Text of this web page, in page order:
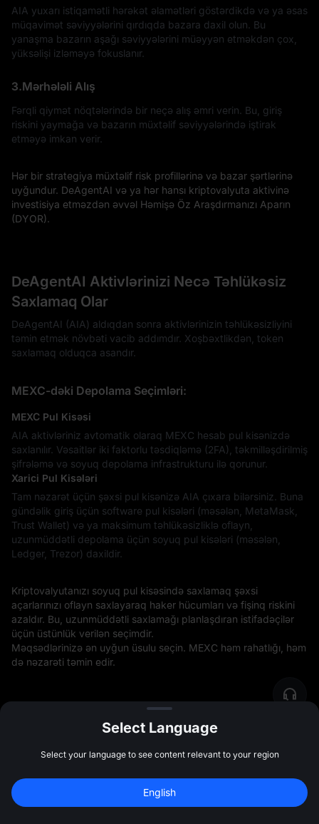
AIA yuxarı istiqamətli hərəkət əlamətləri göstərdikdə və ya əsas
müqavimət səviyyələrini qırdıqda bazara daxil olun. Bu
yanaşma bazarın aşağı səviyyələrini müəyyən etməkdən çox,
yüksəlişi izləməyə fokuslanır.
3.Mərhələli Alış
Fərqli qiymət nöqtələrində bir neçə alış əmri verin. Bu, giriş
riskini yaymağa və bazarın müxtəlif səviyyələrində iştirak
etməyə imkan verir.
Hər bir strategiya müxtəlif risk profillərinə və bazar şərtlərinə
uyğundur. DeAgentAI və ya hər hansı kriptovalyuta aktivinə
investisiya etməzdən əvvəl Həmişə Öz Araşdırmanızı Aparın
(DYOR).
DeAgentAI Aktivlərinizi Necə Təhlükəsiz
Saxlamaq Olar
DeAgentAI (AIA) aldıqdan sonra aktivlərinizin təhlükəsizliyini
təmin etmək növbəti vacib addımdır. Xoşbəxtlikdən, token
saxlamaq olduqca asandır.
MEXC-dəki Depolama Seçimləri:
MEXC Pul Kisəsi
AIA aktivləriniz avtomatik olaraq MEXC hesab pul kisənizdə
saxlanılır. Vəsaitlər iki faktorlu təsdiqləmə (2FA), təkmilləşdirilmiş
şifrələmə və soyuq depolama infrastrukturu ilə qorunur.
Xarici Pul Kisələri
Tam nəzarət üçün şəxsi pul kisənizə AIA çıxara bilərsiniz. Buna
gündəlik giriş üçün software pul kisələri (məsələn, MetaMask,
Trust Wallet) və ya maksimum təhlükəsizliklə oflayn,
uzunmüddətli depolama üçün soyuq pul kisələri (məsələn,
Ledger, Trezor) daxildir.
Kriptovalyutanızı soyuq pul kisəsində saxlamaq şəxsi
açarlarınızı oflayn saxlayaraq haker hücumları və fişinq riskini
azaldır. Bu, uzunmüddətli saxlamağı planlaşdıran istifadəçilər
üçün üstünlük verilən seçimdir.
Məqsədlərinizə ən uyğun üsulu seçin. MEXC həm rahatlığı, həm
də nəzarəti təmin edir.
DeAgentAI haqqında ətraflı məlumat əldə
10,000 USDT Bonus Qazanmaq Üçün
Qeydiyyatdan Keçin.
Select Language
Select your language to see content relevant to your region
English